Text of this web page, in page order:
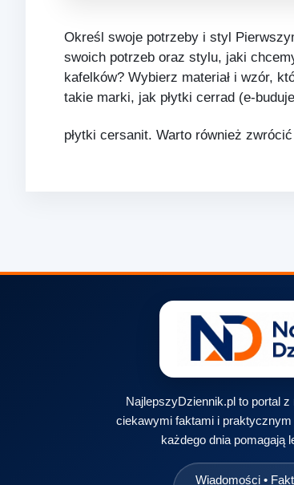
Określ swoje potrzeby i styl
swoich potrzeb oraz stylu, jaki
kafelków? Wybierz materiał i wzór,
takie marki, jak płytki cerrad (e-
płytki cersanit. Warto również
NajlepszyDziennik.pl to portal
ciekawymi faktami i
każdego dnia pomagają
Wiadomości •